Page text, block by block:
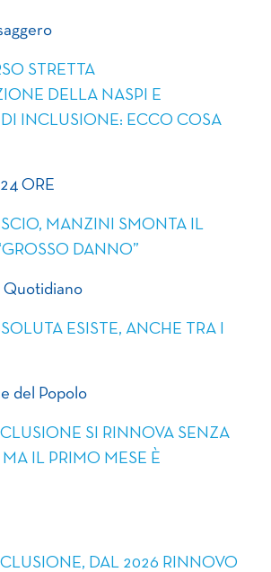
STRETTA
DELLA NASPI E
DI INCLUSIONE: ECCO COSA
ORE
MANZINI SMONTA IL
DANNO”
ESISTE, ANCHE TRA I
del Popolo
SI RINNOVA SENZA
IL PRIMO MESE È
DAL 2026 RINNOVO